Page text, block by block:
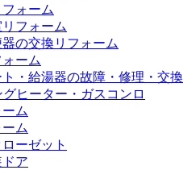
ォーム
フォーム
器の交換リフォーム
ーム
・給湯器の故障・修理・交換
ヒーター・ガスコンロ
ム
ム
ーゼット
ア